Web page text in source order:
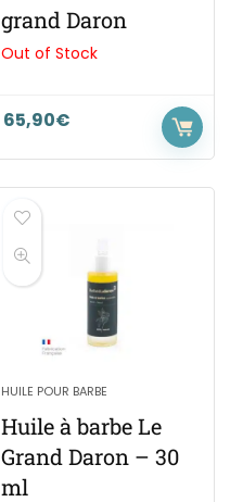
grand Daron
Out of Stock
65,90€
HUILE POUR BARBE
Huile à barbe Le
Grand Daron – 30
ml